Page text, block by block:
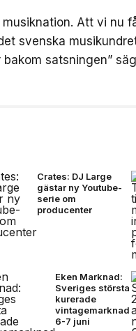
Att vi nu
svenska
satsningen”
Crates: DJ Large
gästar ny Youtube-
serie om
producenter
Eken Marknad:
Sveriges största
kurerade
vintagemarknad
6-7 juni